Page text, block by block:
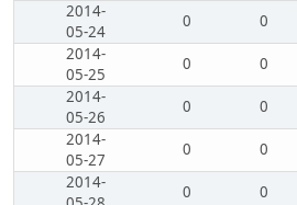
2014-
05-24
0 0
2014-
05-25
0 0
2014-
05-26
0 0
2014-
05-27
0 0
2014-
0 0